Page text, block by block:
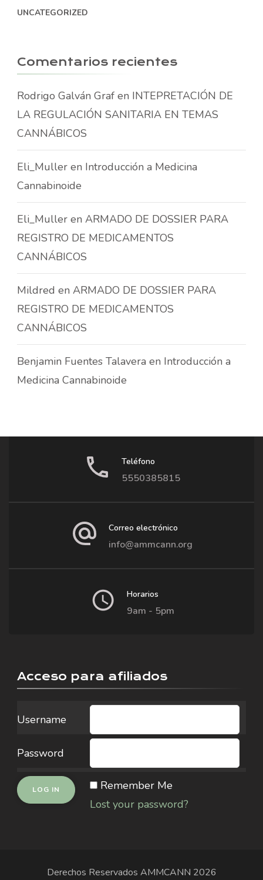
UNCATEGORIZED
Comentarios recientes
Rodrigo Galván Graf en INTEPRETACIÓN DE
LA REGULACIÓN SANITARIA EN TEMAS
CANNÁBICOS
Eli_Muller en Introducción a Medicina
Cannabinoide
Eli_Muller en ARMADO DE DOSSIER PARA
REGISTRO DE MEDICAMENTOS
CANNÁBICOS
Mildred en ARMADO DE DOSSIER PARA
REGISTRO DE MEDICAMENTOS
CANNÁBICOS
Benjamin Fuentes Talavera en Introducción a
Medicina Cannabinoide
Teléfono
5550385815
Correo electrónico
info@ammcann.org
Horarios
9am - 5pm
Acceso para afiliados
Username
Password
Remember Me
Lost your password?
Derechos Reservados AMMCANN 2026